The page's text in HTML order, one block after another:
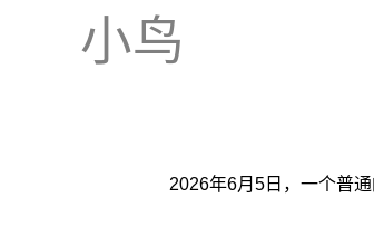
小鸟
2026年6月5日，一个普